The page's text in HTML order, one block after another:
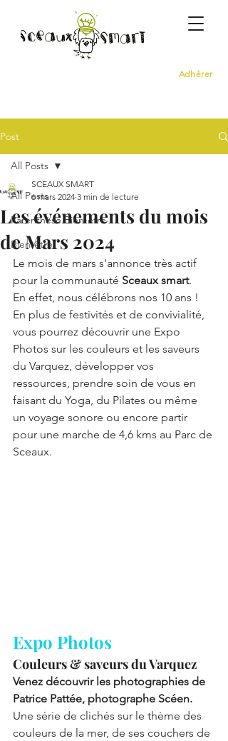
Adhérer
Post
All Posts
Parenthèse Bien-être
Bien-être
All Posts
Les événements du mois
de Mars 2024
SCEAUX SMART
6 mars 2024 3 min de lecture
Le mois de mars s'annonce très actif
pour la communauté Sceaux smart.
En effet, nous célébrons nos 10 ans !
En plus de festivités et de convivialité,
vous pourrez découvrir une Expo
Photos sur les couleurs et les saveurs
du Varquez, développer vos
ressources, prendre soin de vous en
faisant du Yoga, du Pilates ou même
un voyage sonore ou encore partir
pour une marche de 4,6 kms au Parc de
Sceaux.
Expo Photos
Couleurs & saveurs du Varquez
Venez découvrir les photographies de
Patrice Pattée, photographe Scéen.
Une série de clichés sur le thème des
couleurs de la mer, de ses couchers de